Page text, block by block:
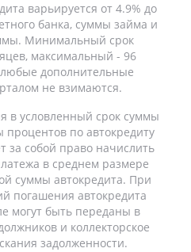
варьируется от 4.9% до
банка, суммы займа и
Минимальный срок
максимальный - 96
дополнительные
не взимаются.
в условленный срок суммы
по автокредиту
за собой право начислить
в среднем размере
суммы автокредита. При
погашения автокредита
могут быть переданы в
и коллекторское
задолженности.